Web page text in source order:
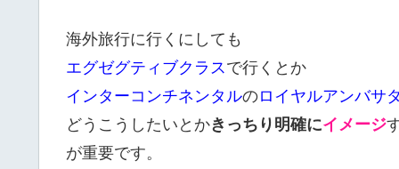
海外旅行に行くにしても
エグゼグティブクラス で行くとか
インターコンチネンタルのロイヤルアンバサ
どうこうしたいとかきっちり明確にイメージ
が重要です。